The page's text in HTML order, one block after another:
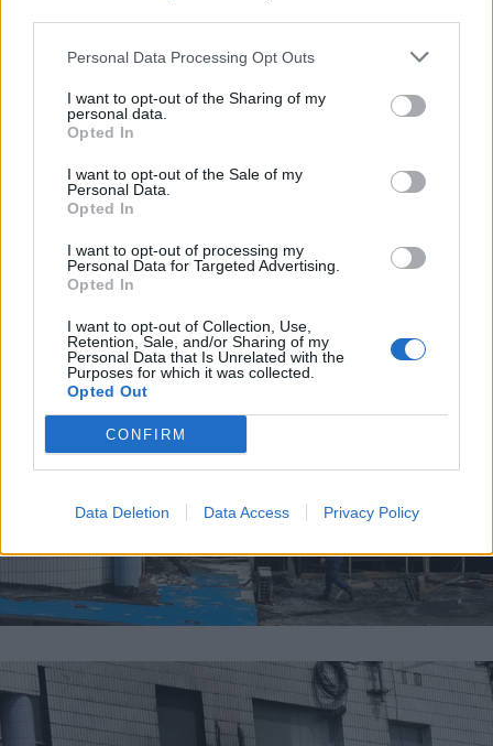
Personal Data Processing Opt Outs
I want to opt-out of the Sharing of my
personal data.
Opted In
I want to opt-out of the Sale of my
Personal Data.
Opted In
I want to opt-out of processing my
Personal Data for Targeted Advertising.
Opted In
I want to opt-out of Collection, Use,
Retention, Sale, and/or Sharing of my
Personal Data that Is Unrelated with the
Purposes for which it was collected.
Opted Out
CONFIRM
Data Deletion Data Access Privacy Policy